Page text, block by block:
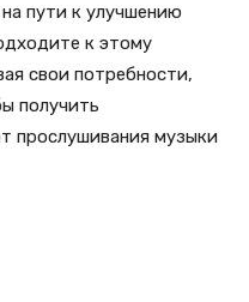
пути к улучшению
к этому
свои потребности,
получить
прослушивания музыки